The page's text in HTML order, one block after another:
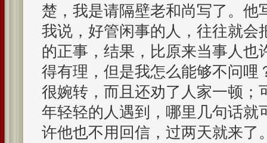
楚，我是请隔壁老和尚写了。他
我说，好管闲事的人，往往就会
的正事，结果，比原来当事人也
得有理，但是我怎么能够不问哩
很婉转，而且还劝了人家一顿；
年轻轻的人遇到，哪里几句话就
许他也不用回信，过两天就来了